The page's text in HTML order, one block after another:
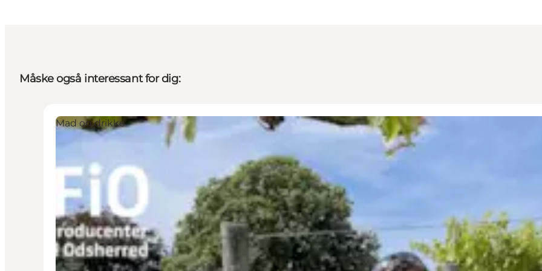
Måske også interessant for dig:
Mad og drikke